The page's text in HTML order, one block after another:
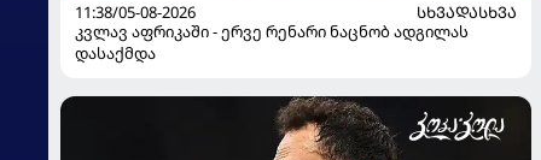
11:38/05-08-2026
ᲡᲮᲕᲐᲓᲐᲡᲮᲕᲐ
კვლავ აფრიკაში - ერვე რენარი ნაცნობ ადგილას
დასაქმდა